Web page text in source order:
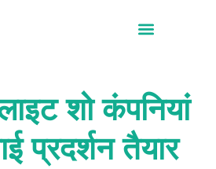
शो कंपनियां
प्रदर्शन तैयार